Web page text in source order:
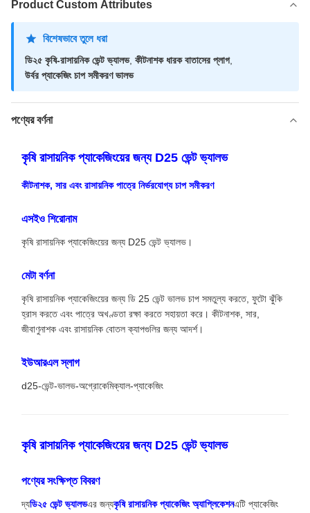
Product Custom Attributes
বিশেষভাবে তুলে ধরা
ডি২৫ কৃষি-রাসায়নিক ভেন্ট ভ্যালভ, কীটনাশক ধারক বাতাসের প্লাগ,
উর্বর প্যাকেজিং চাপ সমীকরণ ভালভ
পণ্যের বর্ণনা
কৃষি রাসায়নিক প্যাকেজিংয়ের জন্য D25 ভেন্ট ভ্যালভ
কীটনাশক, সার এবং রাসায়নিক পাত্রে নির্ভরযোগ্য চাপ সমীকরণ
এসইও শিরোনাম
কৃষি রাসায়নিক প্যাকেজিংয়ের জন্য D25 ভেন্ট ভ্যালভ।
মেটা বর্ণনা
কৃষি রাসায়নিক প্যাকেজিংয়ের জন্য ডি 25 ভেন্ট ভালভ চাপ সমতুল্য করতে, ফুটো ঝুঁকি
হ্রাস করতে এবং পাত্রে অখণ্ডতা রক্ষা করতে সহায়তা করে। কীটনাশক, সার,
জীবাণুনাশক এবং রাসায়নিক বোতল ক্যাপগুলির জন্য আদর্শ।
ইউআরএল স্লাগ
d25-ভেন্ট-ভালভ-অগ্রোকেমিক্যাল-প্যাকেজিং
কৃষি রাসায়নিক প্যাকেজিংয়ের জন্য D25 ভেন্ট ভ্যালভ
পণ্যের সংক্ষিপ্ত বিবরণ
দ্যডি২৫ ভেন্ট ভ্যালভএর জন্যকৃষি রাসায়নিক প্যাকেজিং অ্যাপ্লিকেশনএটি প্যাকেজিং